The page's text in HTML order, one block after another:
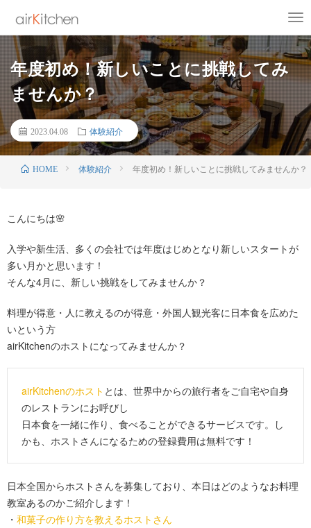
年度初め！新しいことに挑戦してみ
ませんか？
2023.04.08 体験紹介
HOME 体験紹介 年度初め！新しいことに挑戦してみませんか？
こんにちは🌸
入学や新生活、多くの会社では年度はじめとなり新しいスタートが
多い月かと思います！
そんな4月に、新しい挑戦をしてみませんか？
料理が得意・人に教えるのが得意・外国人観光客に日本食を広めた
いという方
airKitchenのホストになってみませんか？
airKitchenのホスト とは、世界中からの旅行者をご自宅や自身
のレストランにお呼びし
日本食を一緒に作り、食べることができるサービスです。し
かも、ホストさんになるための登録費用は無料です！
日本全国からホストさんを募集しており、本日はどのようなお料理
教室あるのかご紹介します！
・ 和菓子の作り方を教えるホストさん